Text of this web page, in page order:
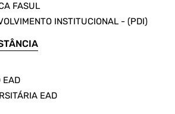
FASUL
INSTITUCIONAL - (PDI)
EAD
EAD